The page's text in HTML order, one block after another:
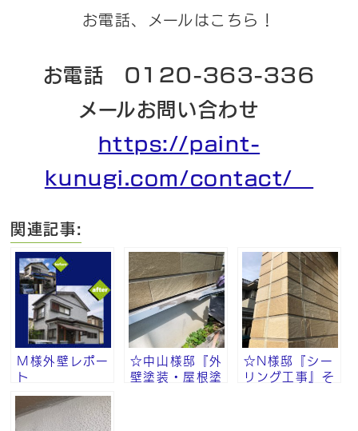
お電話、メールはこちら！
お電話 0120-363-336
メールお問い合わせ
https://paint-
kunugi.com/contact/
関連記事:
Ｍ様外壁レポー
ト
☆中山様邸『外
壁塗装・屋根塗
☆N様邸『シー
リング工事』そ